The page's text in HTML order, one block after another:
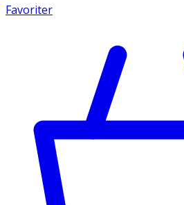
Favoriter